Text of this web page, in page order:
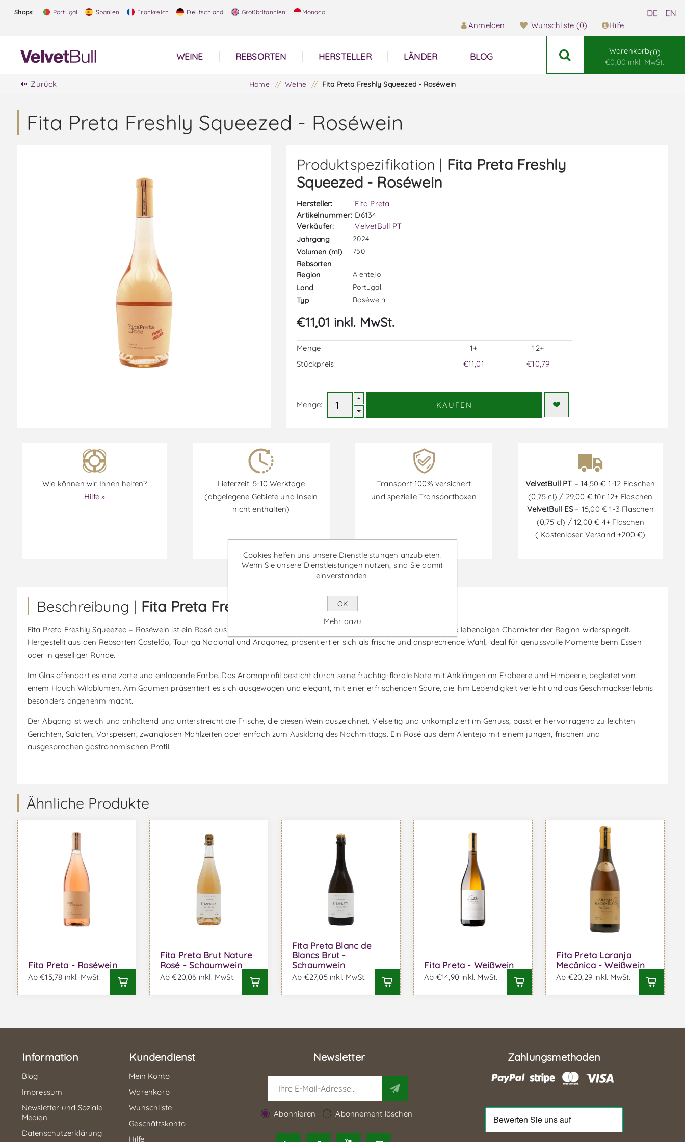
Shops: Portugal Spanien Frankreich Deutschland Großbritannien Monaco
Anmelden Wunschliste (0) Hilfe
WEINE REBSORTEN HERSTELLER LÄNDER BLOG
Warenkorb 0
€0,00 inkl. MwSt.
Zurück Home / Weine / Fita Preta Freshly Squeezed - Roséwein
Fita Preta Freshly Squeezed - Roséwein
Produktspezifikation | Fita Preta Freshly
Squeezed - Roséwein
Hersteller:
Fita Preta
Artikelnummer: D6134
Verkäufer:
VelvetBull PT
Jahrgang
2024
Volumen (ml)
750
Rebsorten
Region
Alentejo
Land
Portugal
Typ
Roséwein
€11,01 inkl. MwSt.
Menge 1+
12+
Stückpreis
€11,01 €10,79
Menge: KAUFEN
Wie können wir Ihnen helfen?
Hilfe »
Lieferzeit: 5-10 Werktage
(abgelegene Gebiete und Inseln
nicht enthalten)
Transport 100% versichert
und spezielle Transportboxen
VelvetBull PT – 14,50 € 1-12 Flaschen
(0,75 cl) / 29,00 € für 12+ Flaschen
VelvetBull ES– 15,00 € 1-3 Flaschen
(0,75 cl) / 12,00 € 4+ Flaschen
( Kostenloser Versand +200 €)
Rabatte sind vom 30/06/2026 bis zum 30/09/2026 verfügbar.
Beschreibung | Fita Preta Freshly Squeezed - Roséwein
Fita Preta Freshly Squeezed – Roséwein ist ein Rosé aus der Alentejo-Region von Fita Preta, der den unbeschwerten und lebendigen Charakter der Region widerspiegelt.
Hergestellt aus den Rebsorten Castelão, Touriga Nacional und Aragonez, präsentiert er sich als frische und ansprechende Wahl, ideal für genussvolle Momente beim Essen
oder in geselliger Runde.
Im Glas offenbart es eine zarte und einladende Farbe. Das Aromaprofil besticht durch seine fruchtig-florale Note mit Anklängen an Erdbeere und Himbeere, begleitet von
einem Hauch Wildblumen. Am Gaumen präsentiert es sich ausgewogen und elegant, mit einer erfrischenden Säure, die ihm Lebendigkeit verleiht und das Geschmackserlebnis
besonders angenehm macht.
Der Abgang ist weich und anhaltend und unterstreicht die Frische, die diesen Wein auszeichnet. Vielseitig und unkompliziert im Genuss, passt er hervorragend zu leichten
Gerichten, Salaten, Vorspeisen, zwanglosen Mahlzeiten oder einfach zum Ausklang des Nachmittags. Ein Rosé aus dem Alentejo mit einem jungen, frischen und
ausgesprochen gastronomischen Profil.
Ähnliche Produkte
Fita Preta - Roséwein
Ab €15,78 inkl. MwSt.
Fita Preta Brut Nature
Rosé - Schaumwein
Ab €20,06 inkl. MwSt.
Fita Preta Blanc de
Blancs Brut -
Schaumwein
Ab €27,05 inkl. MwSt.
Fita Preta - Weißwein
Ab €14,90 inkl. MwSt.
Fita Preta Laranja
Mecânica - Weißwein
Ab €20,29 inkl. MwSt.
Information
Blog
Impressum
Newsletter und Soziale
Medien
Datenschutzerklärung
Kundendienst
Mein Konto
Warenkorb
Wunschliste
Geschäftskonto
Hilfe
Newsletter
Abonnieren Abonnement löschen
Zahlungsmethoden
Cookies helfen uns unsere Dienstleistungen anzubieten.
Wenn Sie unsere Dienstleistungen nutzen, sind Sie damit
einverstanden.
OK
Mehr dazu